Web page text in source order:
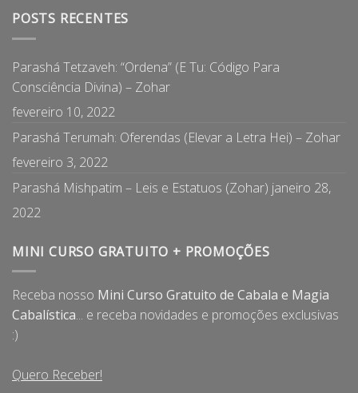
POSTS RECENTES
Parashá Tetzaveh: “Ordena” (E Tu: Código Para
Consciência Divina) – Zohar
fevereiro 10, 2022
Parashá Terumah: Oferendas (Elevar a Letra Hei) – Zohar
fevereiro 3, 2022
Parashá Mishpatim – Leis e Estatuos (Zohar) janeiro 28,
2022
MINI CURSO GRATUITO + PROMOÇÕES
Receba nosso Mini Curso Gratuito de Cabala e Magia
Cabalística... e receba novidades e promoções exclusivas
:)
Quero Receber!